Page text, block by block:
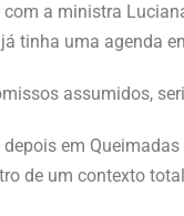
a ministra
tinha uma agenda
assumidos,
em
de um contexto